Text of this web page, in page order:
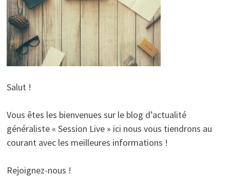
Salut !
Vous êtes les bienvenues sur le blog d’actualité
généraliste « Session Live » ici nous vous tiendrons au
courant avec les meilleures informations !
Rejoignez-nous !